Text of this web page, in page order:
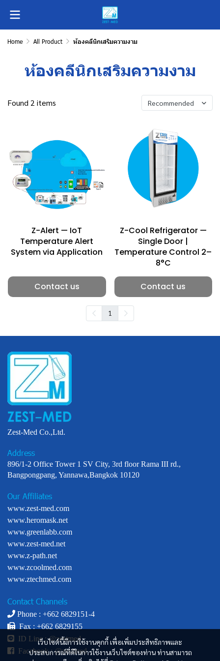
Home All Product ห้องคลีนิกเสริมความงาม
ห้องคลีนิกเสริมความงาม
Found 2 items Recommended
Z-Alert — IoT
Temperature Alert
System via Application
Contact us
Z-Cool Refrigerator —
Single Door |
Temperature Control 2–
8°C
Contact us
1
เว็บไซต์นี้มีการใช้งานคุกกี้ เพื่อเพิ่มประสิทธิภาพและ
ประสบการณ์ที่ดีในการใช้งานเว็บไซต์ของท่าน ท่านสามารถ
Zest-Med Co.,Ltd.
Address
896/1-2 Office Tower 1 SV City, 3rd floor Rama III rd.,
Bangpongpang, Yannawa,Bangkok 10120
Our Affiliates
www.zest-med.com
www.heromask.net
www.greenlabb.com
www.zest-med.net
www.z-path.net
www.zcoolmed.com
www.ztechmed.com
Contact Channels
Phone : +662 6829151-4
Fax : +662 6829155
ID Line :@zestmed
Facebook :@zestmed